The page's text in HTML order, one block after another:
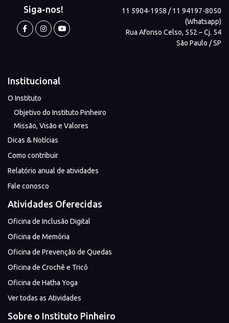
Siga-nos!
11 5904-1958 / 11 94197-8050
(Whatsapp)
Rua Afonso Celso, 552 – Cj. 54
São Paulo / SP
Institucional
O Instituto
Objetivo do Instituto Pinheiro
Missão, Visão e Valores
Dicas & Notícias
Como contribuir
Relatório anual de atividades
Fale conosco
Atividades Oferecidas
Oficina de Inclusão Digital
Oficina de Memória
Oficina de Prevenção de Quedas
Oficina de Crochê e Tricô
Oficina de Hatha Yoga
Ver todas as Atividades
Sobre o Instituto Pinheiro